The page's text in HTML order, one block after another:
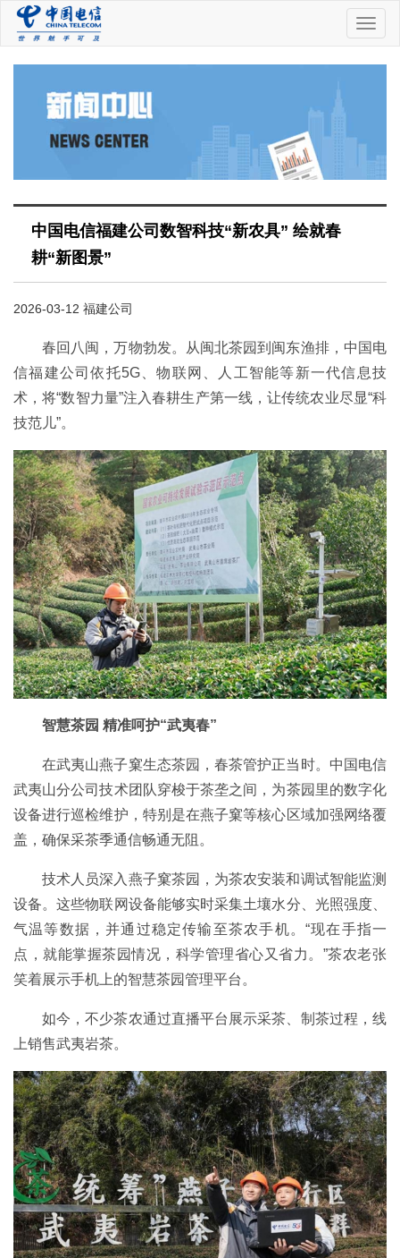
中
国
中国电信福建公司数智科技“新农具” 绘就春
耕“新图景”
2026-03-12 福建公司
春回八闽，万物勃发。从闽北茶园到闽东渔排，中国电
信福建公司依托5G、物联网、人工智能等新一代信息技
术，将“数智力量”注入春耕生产第一线，让传统农业尽显“科
技范儿”。
智慧茶园 精准呵护“武夷春”
在武夷山燕子窠生态茶园，春茶管护正当时。中国电信
武夷山分公司技术团队穿梭于茶垄之间，为茶园里的数字化
设备进行巡检维护，特别是在燕子窠等核心区域加强网络覆
盖，确保采茶季通信畅通无阻。
技术人员深入燕子窠茶园，为茶农安装和调试智能监测
设备。这些物联网设备能够实时采集土壤水分、光照强度、
气温等数据，并通过稳定传输至茶农手机。“现在手指一
点，就能掌握茶园情况，科学管理省心又省力。”茶农老张
笑着展示手机上的智慧茶园管理平台。
如今，不少茶农通过直播平台展示采茶、制茶过程，线
上销售武夷岩茶。